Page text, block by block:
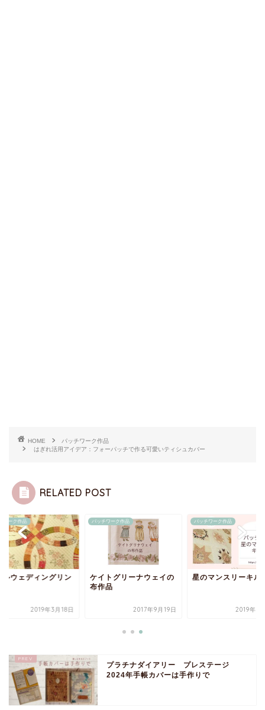
HOME
パッチワーク作品
はぎれ活用アイデア：フォーパッチで作る可愛いティシュカバー
RELATED POST
ワーク作品
ルウェディングリン
2019年3月18日
パッチワーク作品
ケイトグリーナウェイの
布作品
2017年9月19日
パッチワーク作品
星のマンスリーキル
2019年3
プラチナダイアリー プレステージ
2024年手帳カバーは手作りで